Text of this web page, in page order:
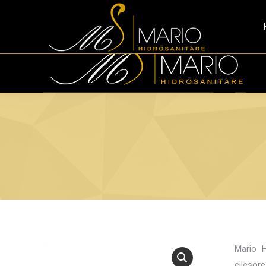
Tirana Industrial Park Tirana, 1053, Albania
Mario